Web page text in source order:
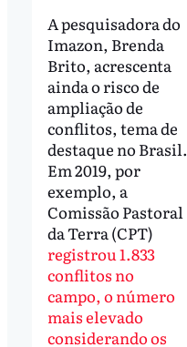
A pesquisadora do
Imazon, Brenda
Brito, acrescenta
ainda o risco de
ampliação de
conflitos, tema de
destaque no Brasil.
Em 2019, por
exemplo, a
Comissão Pastoral
da Terra (CPT)
registrou 1.833
conflitos no
campo, o número
mais elevado
considerando os